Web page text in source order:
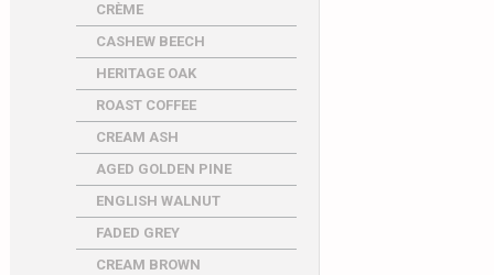
CRÈME
CASHEW BEECH
HERITAGE OAK
ROAST COFFEE
CREAM ASH
AGED GOLDEN PINE
ENGLISH WALNUT
FADED GREY
CREAM BROWN